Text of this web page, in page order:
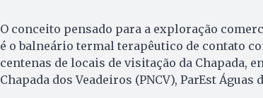
O conceito pensado para a exploração
é o balneário termal terapêutico de contato
centenas de locais de visitação da Chapada,
Chapada dos Veadeiros (PNCV), ParEst Águas